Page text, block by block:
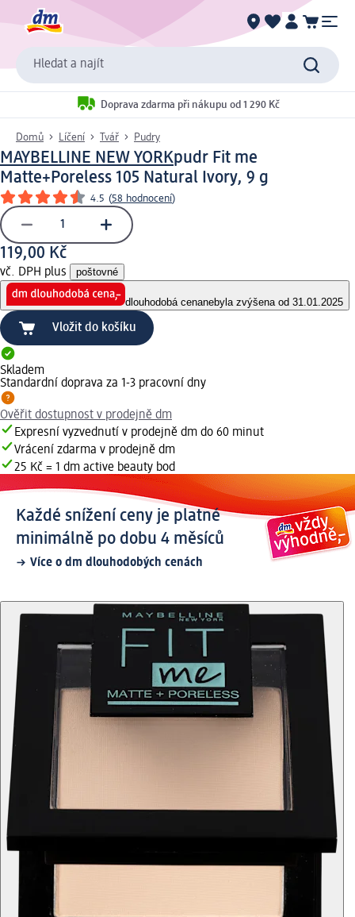
Hledat a najít
Doprava zdarma při nákupu od 1 290 Kč
Domů Líčení Tvář Pudry
MAYBELLINE NEW YORKpudr Fit me
Matte+Poreless 105 Natural Ivory, 9 g
4.5 (58 hodnocení)
119,00 Kč
vč. DPH plus poštovné
dlouhodobá cenanebyla zvýšena od 31.01.2025
Vložit do košíku
Skladem
Standardní doprava za 1-3 pracovní dny
Ověřit dostupnost v prodejně dm
Expresní vyzvednutí v prodejně dm do 60 minut
Vrácení zdarma v prodejně dm
25 Kč = 1 dm active beauty bod
Každé snížení ceny je platné
minimálně po dobu 4 měsíců
Více o dm dlouhodobých cenách